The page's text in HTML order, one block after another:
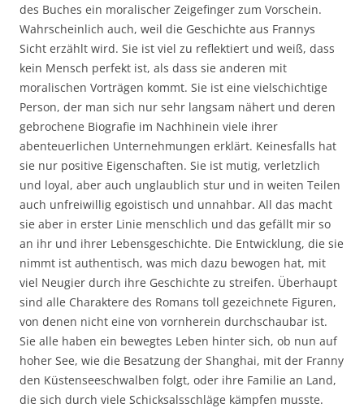
des Buches ein moralischer Zeigefinger zum Vorschein.
Wahrscheinlich auch, weil die Geschichte aus Frannys
Sicht erzählt wird. Sie ist viel zu reflektiert und weiß, dass
kein Mensch perfekt ist, als dass sie anderen mit
moralischen Vorträgen kommt. Sie ist eine vielschichtige
Person, der man sich nur sehr langsam nähert und deren
gebrochene Biografie im Nachhinein viele ihrer
abenteuerlichen Unternehmungen erklärt. Keinesfalls hat
sie nur positive Eigenschaften. Sie ist mutig, verletzlich
und loyal, aber auch unglaublich stur und in weiten Teilen
auch unfreiwillig egoistisch und unnahbar. All das macht
sie aber in erster Linie menschlich und das gefällt mir so
an ihr und ihrer Lebensgeschichte. Die Entwicklung, die sie
nimmt ist authentisch, was mich dazu bewogen hat, mit
viel Neugier durch ihre Geschichte zu streifen. Überhaupt
sind alle Charaktere des Romans toll gezeichnete Figuren,
von denen nicht eine von vornherein durchschaubar ist.
Sie alle haben ein bewegtes Leben hinter sich, ob nun auf
hoher See, wie die Besatzung der Shanghai, mit der Franny
den Küstenseeschwalben folgt, oder ihre Familie an Land,
die sich durch viele Schicksalsschläge kämpfen musste.